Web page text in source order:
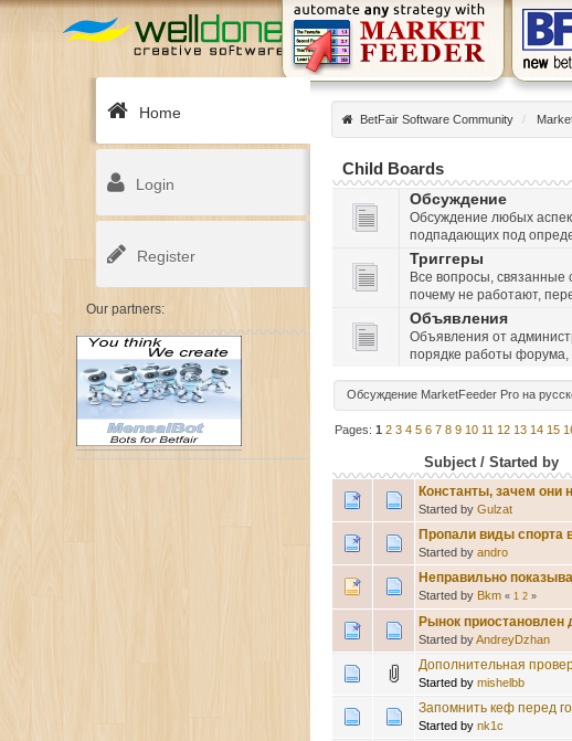
Home
Login
Register
Our partners:
BetFair Software Community /
Child Boards
Обсуждение
Обсуждение любых
подпадающих под
Триггеры
Все вопросы, связанные
почему не работают,
Объявления
Объявления от
порядке работы форума,
Обсуждение MarketFeeder Pro на
Pages:1 2 3 4 5 6 7 8 9 10 11 12 13 14 15
Subject /Started by
Константы, зачем они
Started byGulzat
Пропали виды спорта
Started byandro
Неправильно
Started by Bkm « 1 2 »
Рынок приостановлен
Started byAndreyDzhan
Дополнительная
Started bymishelbb
Запомнить кеф перед
Started bynk1c